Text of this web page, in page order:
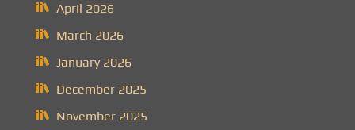
April 2026
March 2026
January 2026
December 2025
November 2025